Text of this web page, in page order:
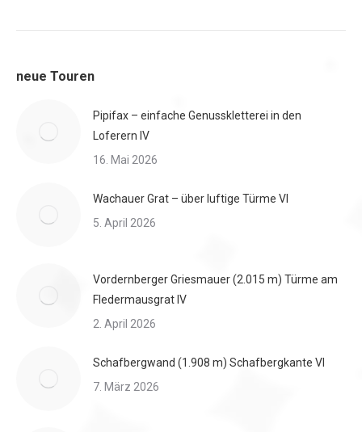
neue Touren
Pipifax – einfache Genusskletterei in den
Loferern IV
16. Mai 2026
Wachauer Grat – über luftige Türme VI
5. April 2026
Vordernberger Griesmauer (2.015 m) Türme am
Fledermausgrat IV
2. April 2026
Schafbergwand (1.908 m) Schafbergkante VI
7. März 2026